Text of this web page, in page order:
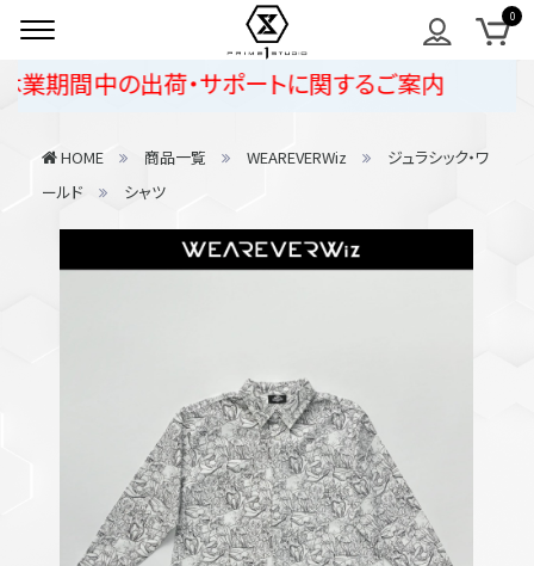
間中の出荷・サポートに関するご案内
HOME 商品一覧 WEAREVERWiz
ジュラシック・ワ
ールド
シャツ